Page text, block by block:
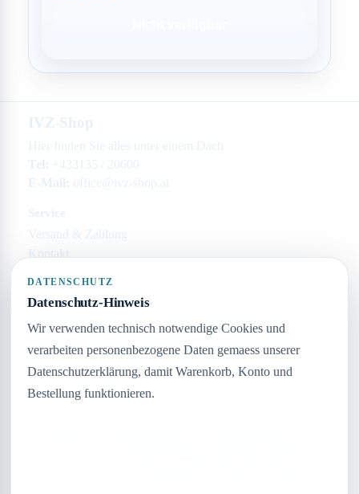
Versand & Zahlung
Kontakt
Rechtliches
Impressum
Datenschutz
Widerruf
DATENSCHUTZ
Datenschutz-Hinweis
Wir verwenden technisch notwendige Cookies und
verarbeiten personenbezogene Daten gemaess unserer
Datenschutzerklärung, damit Warenkorb, Konto und
Bestellung funktionieren.